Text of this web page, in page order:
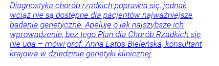
Diagnostyka chorób rzadkich poprawia się, jednak
wciąż nie są dostępne dla pacjentów najważniejsze
badania genetyczne. Apeluję o jak najszybsze ich
wprowadzenie, bez tego Plan dla Chorób Rzadkich się
nie uda – mówi prof. Anna Latos-Bieleńska, konsultant
krajowa w dziedzinie genetyki klinicznej.